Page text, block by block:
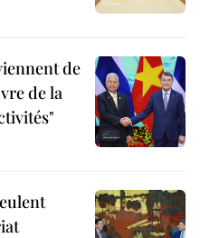
de
de la